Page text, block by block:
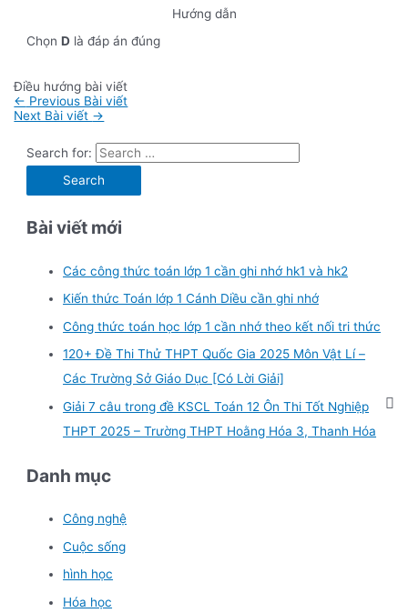
Hướng dẫn
ChọnD là đáp án đúng
Điều hướng bài viết
← Previous Bài viết
Next Bài viết →
Search for:
Bài viết mới
Các công thức toán lớp 1 cần ghi nhớ hk1 và hk2
Kiến thức Toán lớp 1 Cánh Diều cần ghi nhớ
Công thức toán học lớp 1 cần nhớ theo kết nối tri thức
120+ Đề Thi Thử THPT Quốc Gia 2025 Môn Vật Lí –
Các Trường Sở Giáo Dục [Có Lời Giải]
Giải 7 câu trong đề KSCL Toán 12 Ôn Thi Tốt Nghiệp
THPT 2025 – Trường THPT Hoằng Hóa 3, Thanh Hóa
Danh mục
Công nghệ
Cuộc sống
hình học
Hóa học